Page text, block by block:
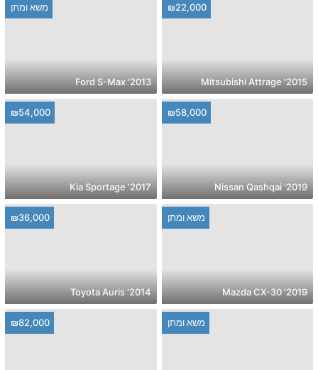
₪22,000
2015' Mitsubishi Attrage
משא ומתן
2013' Ford S-Max
₪58,000
2019' Nissan Qashqai
₪54,000
2017' Kia Sportage
משא ומתן
2019' Mazda CX-30
₪36,000
2014' Toyota Auris
משא ומתן ₪82,000